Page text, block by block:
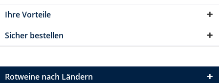
Ihre Vorteile
Sicher bestellen
Rotweine nach Ländern